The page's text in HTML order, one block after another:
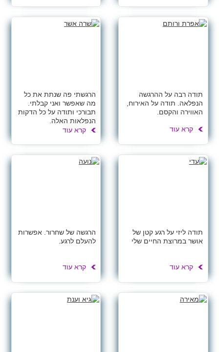
תודה רבה על ההרגשה
הנפלאה. תודה על האירוח,
האווירה והקסם.
קרא עוד
הרגשתי פה שנתת את כל
מה שאפשר ואני קבלתי.
תבורכי ותודה על כל הדקות
הנפלאות האלה.
קרא עוד
תודה ליזי על רגע קטן של
אושר במרוצת החיים שלי
קרא עוד
הרגשה של שחרור. אפשרות
להעלם לרגע.
קרא עוד